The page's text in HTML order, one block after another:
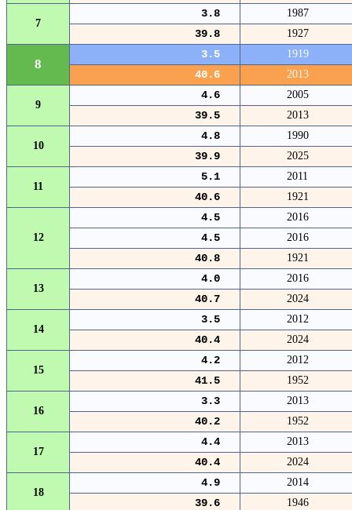
7
3.8 1987
39.8 1927
8
3.5 1919
40.6 2013
9
4.6 2005
39.5 2013
10
4.8 1990
39.9 2025
11
5.1 2011
40.6 1921
12
4.5 2016
4.5 2016
40.8 1921
13
4.0 2016
40.7 2024
14
3.5 2012
40.4 2024
15
4.2 2012
41.5 1952
16
3.3 2013
40.2 1952
17
4.4 2013
40.4 2024
18
4.9 2014
39.6 1946